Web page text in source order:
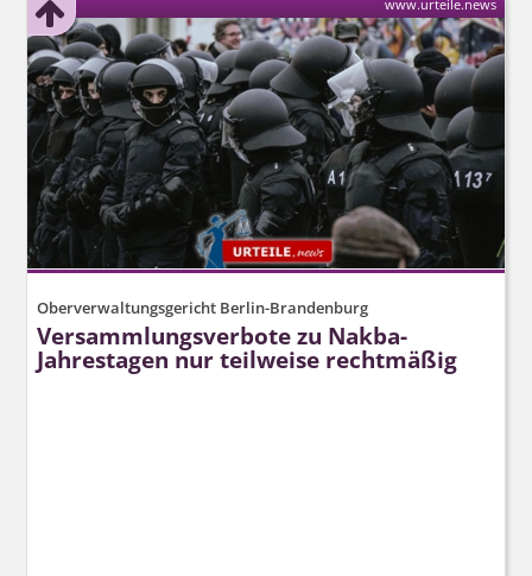
Oberverwaltungsgericht Berlin-Brandenburg
Versammlungsverbote zu Nakba-
Jahrestagen nur teilweise rechtmäßig
www.urteile.news